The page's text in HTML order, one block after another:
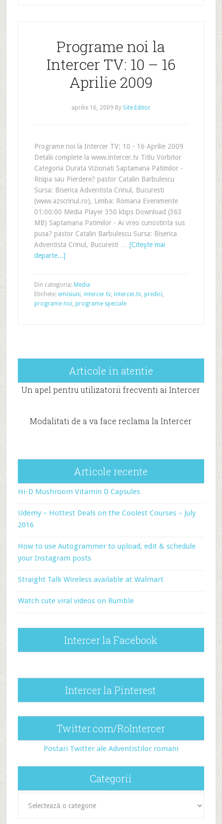
Programe noi la
Intercer TV: 10 – 16
Aprilie 2009
aprilie 16, 2009 By Site Editor
Programe noi la Intercer TV: 10 - 16 Aprilie 2009
Detalii complete la www.intercer.tv Titlu Vorbitor
Categoria Durata Vizionati Saptamana Patimilor -
Risipa sau Pierdere? pastor Catalin Barbulescu
Sursa: Biserica Adventista Crinul, Bucuresti
(www.azscrinul.ro), Limba: Romana Evenimente
01:00:00 Media Player 350 kbps Download (363
MB) Saptamana Patimilor - Ai vreo cunostinta sus
pusa? pastor Catalin Barbulescu Sursa: Biserica
Adventista Crinul, Bucuresti … [Citeşte mai
departe...]
Din categoria: Media
Etichete: emisiuni, intercer tv, intercer.tv, predici,
programe noi, programe speciale
Articole in atentie
Un apel pentru utilizatorii frecventi ai Intercer
Modalitati de a va face reclama la Intercer
Articole recente
Hi-D Mushroom Vitamin D Capsules
Udemy – Hottest Deals on the Coolest Courses – July
2016
How to use Autogrammer to upload, edit & schedule
your Instagram posts
Straight Talk Wireless available at Walmart
Watch cute viral videos on Rumble
Intercer la Facebook
Intercer la Pinterest
Twitter.com/RoIntercer
Postari Twitter ale Adventistilor romani
Categorii